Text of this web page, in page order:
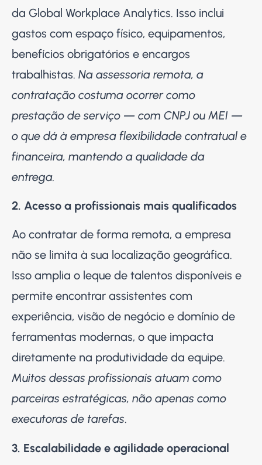
da Global Workplace Analytics. Isso inclui
gastos com espaço físico, equipamentos,
benefícios obrigatórios e encargos
trabalhistas. Na assessoria remota, a
contratação costuma ocorrer como
prestação de serviço — com CNPJ ou MEI —
o que dá à empresa flexibilidade contratual e
financeira, mantendo a qualidade da
entrega.
2. Acesso a profissionais mais qualificados
Ao contratar de forma remota, a empresa
não se limita à sua localização geográfica.
Isso amplia o leque de talentos disponíveis e
permite encontrar assistentes com
experiência, visão de negócio e domínio de
ferramentas modernas, o que impacta
diretamente na produtividade da equipe.
Muitos dessas profissionais atuam como
parceiras estratégicas, não apenas como
executoras de tarefas.
3. Escalabilidade e agilidade operacional